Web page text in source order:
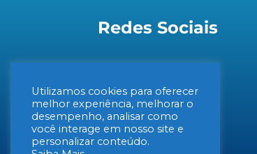
Redes Sociais
Utilizamos cookies para oferecer
melhor experiência, melhorar o
desempenho, analisar como
você interage em nosso site e
personalizar conteúdo.